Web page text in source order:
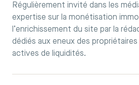
Régulièrement invité dans les
expertise sur la monétisation
l’enrichissement du site par la
dédiés aux eneux des
actives de liquidités.